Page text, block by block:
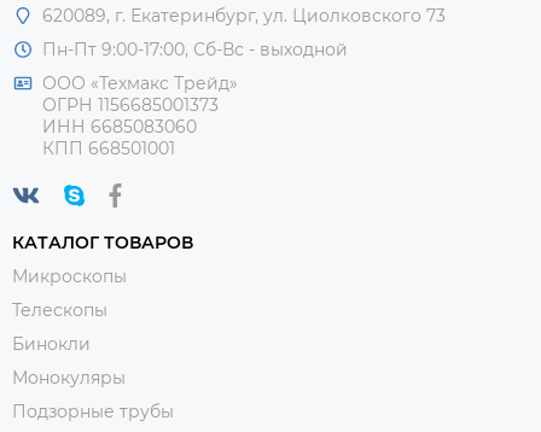
620089, г. Екатеринбург, ул. Циолковского 73
Пн-Пт 9:00-17:00, Сб-Вс - выходной
ООО «Техмакс Трейд»
ОГРН 1156685001373
ИНН 6685083060
КПП 668501001
КАТАЛОГ ТОВАРОВ
Микроскопы
Телескопы
Бинокли
Монокуляры
Подзорные трубы